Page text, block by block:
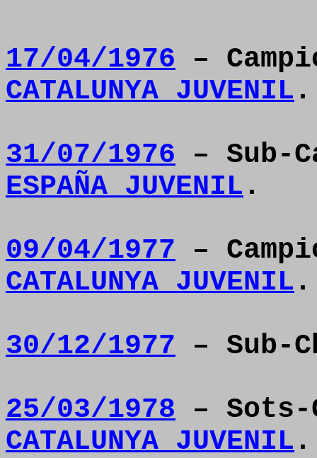
17/04/1976 –
CATALUNYA JUVENIL .
31/07/1976 – Sub-
ESPAÑA JUVENIL .
09/04/1977 –
CATALUNYA JUVENIL .
30/12/1977 – Sub-
25/03/1978 – Sots-
CATALUNYA JUVENIL .